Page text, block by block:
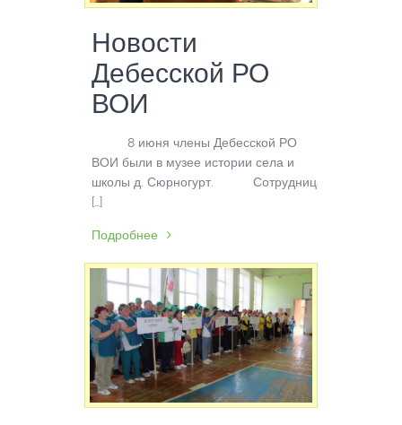
Новости
Дебесской РО
ВОИ
8 июня члены Дебесской РО
ВОИ были в музее истории села и
школы д. Сюрногурт. Сотрудница
[…]
Подробнее